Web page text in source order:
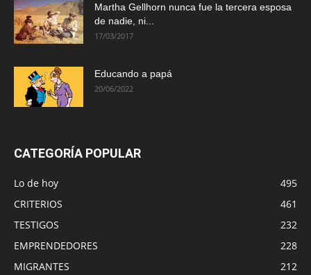
Martha Gellhorn nunca fue la tercera esposa
de nadie, ni...
17/03/2017
Educando a papá
20/06/2022
CATEGORÍA POPULAR
Lo de hoy
495
CRITERIOS
461
TESTIGOS
232
EMPRENDEDORES
228
MIGRANTES
212